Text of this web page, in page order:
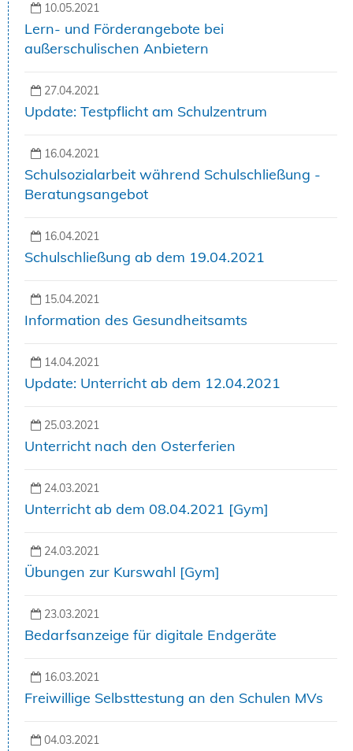
10.05.2021
Lern- und Förderangebote bei
außerschulischen Anbietern
27.04.2021
Update: Testpflicht am Schulzentrum
16.04.2021
Schulsozialarbeit während Schulschließung -
Beratungsangebot
16.04.2021
Schulschließung ab dem 19.04.2021
15.04.2021
Information des Gesundheitsamts
14.04.2021
Update: Unterricht ab dem 12.04.2021
25.03.2021
Unterricht nach den Osterferien
24.03.2021
Unterricht ab dem 08.04.2021 [Gym]
24.03.2021
Übungen zur Kurswahl [Gym]
23.03.2021
Bedarfsanzeige für digitale Endgeräte
16.03.2021
Freiwillige Selbsttestung an den Schulen MVs
04.03.2021